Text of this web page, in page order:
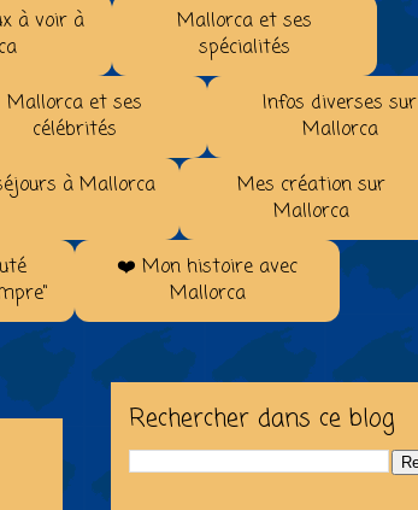
à voir à
Mallorca et ses
spécialités
Mallorca et ses
célébrités
Infos diverses sur
Mallorca
à Mallorca
Mes création sur
Mallorca
❤️ Mon histoire avec
Mallorca
Rechercher dans ce blog